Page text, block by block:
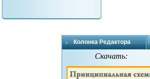
Колонка Редактора
Скачать: